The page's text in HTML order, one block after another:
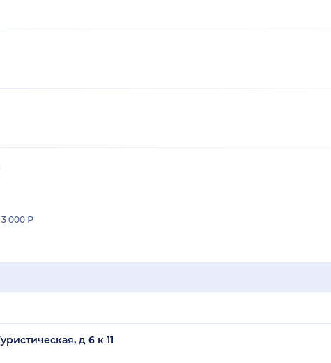
3 000 ₽
д 6 к 11